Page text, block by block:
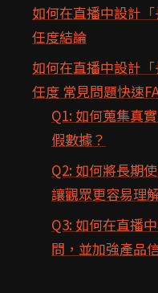
如何在直播中設計
任度結論
如何在直播中設計
任度 常見問題快速
Q1: 如何蒐集真
假數據？
Q2: 如何將長期
讓觀眾更容易理
Q3: 如何在直播
問，並加強產品